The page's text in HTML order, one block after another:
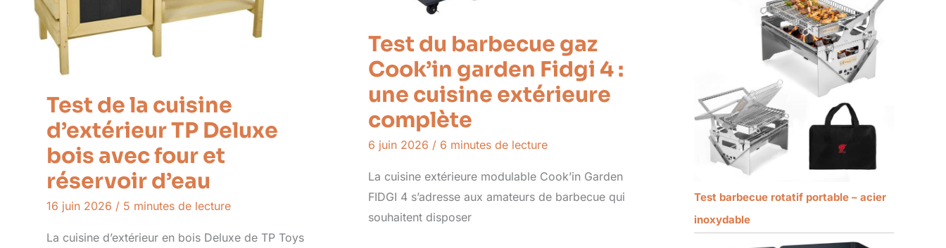
Test de la cuisine
d’extérieur TP Deluxe
bois avec four et
réservoir d’eau
16 juin 2026 / 5 minutes de lecture
La cuisine d’extérieur en bois Deluxe de TP Toys
Test du barbecue gaz
Cook’in garden Fidgi 4 :
une cuisine extérieure
complète
6 juin 2026 / 6 minutes de lecture
La cuisine extérieure modulable Cook’in Garden
FIDGI 4 s’adresse aux amateurs de barbecue qui
souhaitent disposer
Test barbecue rotatif portable – acier
inoxydable